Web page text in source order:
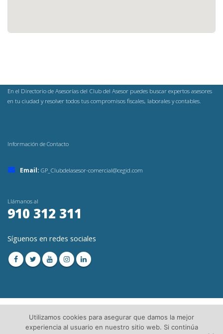
En el Directorio de Asesorías del Club del Asesor puedes buscar expertos asesores
en tu ciudad y resolver todos tus compromisos fiscales, laborales y contables.
Información de Contacto
Email: GP_Clubdelasesor-comercial@cegid.com
Llámanos al
910 312 311
Síguenos en redes sociales
Utilizamos cookies para asegurar que damos la mejor
experiencia al usuario en nuestro sitio web. Si continúa